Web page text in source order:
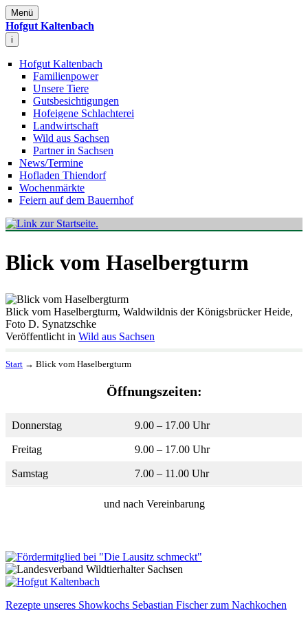
Menü
Hofgut Kaltenbach
i
Hofgut Kaltenbach
Familienpower
Unsere Tiere
Gutsbesichtigungen
Hofeigene Schlachterei
Landwirtschaft
Wild aus Sachsen
Partner in Sachsen
News/Termine
Hofladen Thiendorf
Wochenmärkte
Feiern auf dem Bauernhof
Blick vom Haselbergturm
Blick vom Haselbergturm, Waldwildnis der Königsbrücker Heide,
Foto D. Synatzschke
Veröffentlicht in Wild aus Sachsen
Start → Blick vom Haselbergturm
Öffnungszeiten:
Donnerstag 9.00 – 17.00 Uhr
Freitag 9.00 – 17.00 Uhr
Samstag 7.00 – 11.00 Uhr
und nach Vereinbarung
Rezepte unseres Showkochs Sebastian Fischer zum Nachkochen